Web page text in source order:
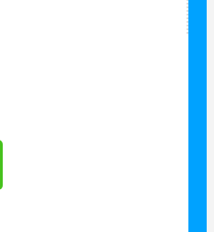
Anmeldung